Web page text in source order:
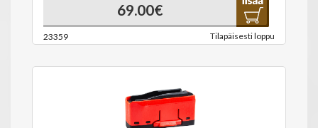
69.00€
23359 Tilapäisesti loppu